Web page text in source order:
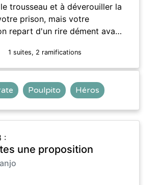
trousseau et à déverouiller la
prison, mais votre
repart d'un rire dément ava…
1 suites, 2 ramifications
Poulpito Héros
:
une proposition